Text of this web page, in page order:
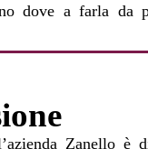
dove a farla da
Zanello è
le sue licenze